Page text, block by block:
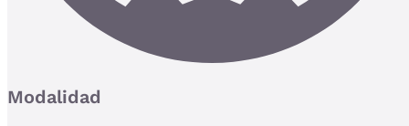
Modalidad